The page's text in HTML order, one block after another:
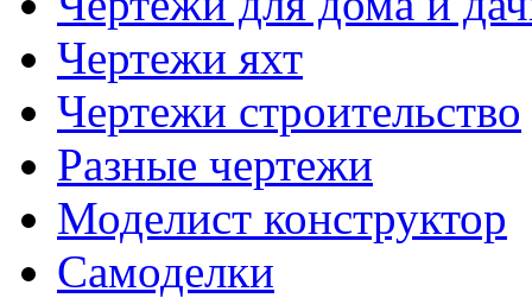
Чертежи яхт
Чертежи строительство
Разные чертежи
Моделист конструктор
Самоделки